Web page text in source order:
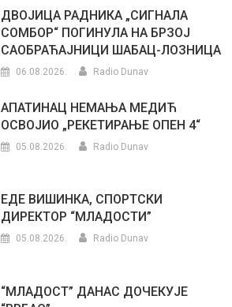
ДВОЈИЦА РАДНИКА „СИГНАЛА
СОМБОР“ ПОГИНУЛА НА БРЗОЈ
САОБРАЋАЈНИЦИ ШАБАЦ-ЛОЗНИЦА
06.08.2026. Radio Dunav
АПАТИНАЦ НЕМАЊА МЕДИЋ
ОСВОЈИО „РЕКЕТИРАЊЕ ОПЕН 4“
05.08.2026. Radio Dunav
ЕДЕ ВИШИНКА, СПОРТСКИ
ДИРЕКТОР “МЛАДОСТИ”
05.08.2026. Radio Dunav
“МЛАДОСТ” ДАНАС ДОЧЕКУЈЕ